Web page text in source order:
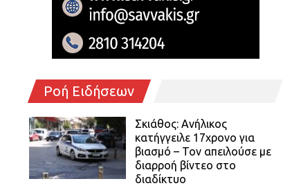
Ροή Ειδήσεων
Σκιάθος: Ανήλικος
κατήγγειλε 17χρονο για
βιασμό – Τον απειλούσε με
διαρροή βίντεο στο
διαδίκτυο